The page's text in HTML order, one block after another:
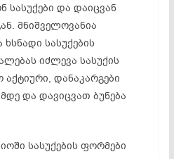
სასუქები და დაიცვან
მნიშველოვანია
სასუქების
იძლევა სასუქის
დანაკარგები
და დავიცვათ ბუნება
სასუქების ფორმები